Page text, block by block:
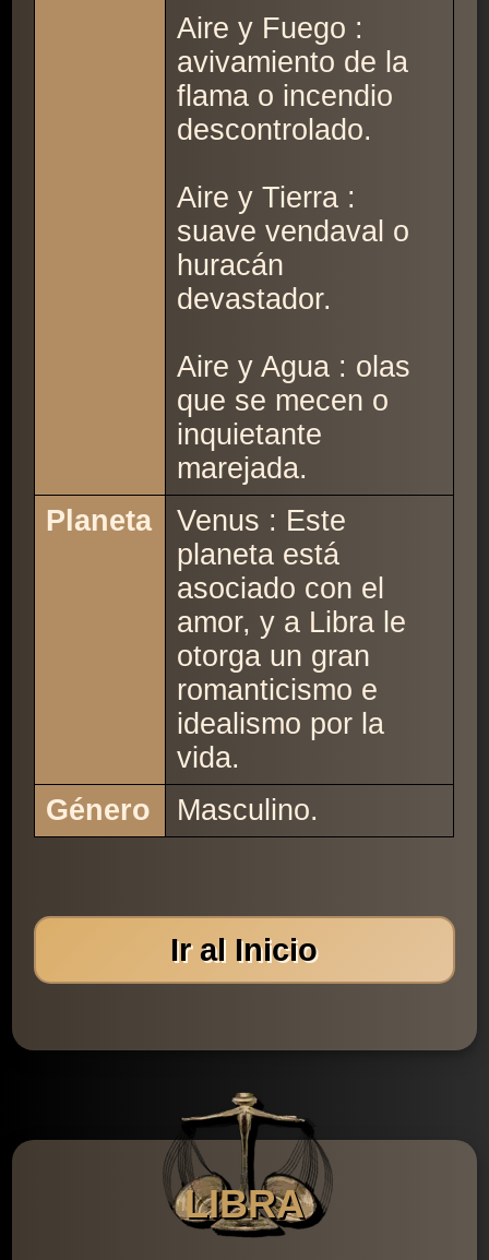
Aire y Fuego :
avivamiento de la
flama o incendio
descontrolado.
Aire y Tierra :
suave vendaval o
huracán
devastador.
Aire y Agua : olas
que se mecen o
inquietante
marejada.
Planeta
Venus : Este
planeta está
asociado con el
amor, y a Libra le
otorga un gran
romanticismo e
idealismo por la
vida.
Género
Masculino.
Ir al Inicio
LIBRA